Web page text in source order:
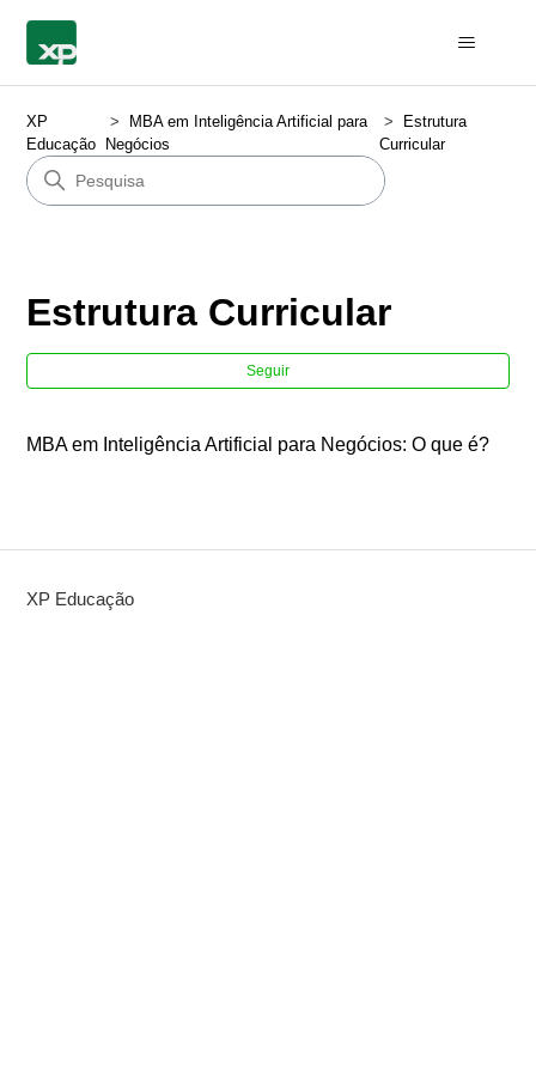
XP
Educação
MBA em Inteligência Artificial para
Negócios
Estrutura
Curricular
Estrutura Curricular
Seguir
MBA em Inteligência Artificial para Negócios: O que é?
XP Educação